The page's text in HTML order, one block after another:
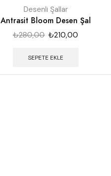
Desenli Şallar
Antrasit Bloom Desen Şal
₺280,00 ₺210,00
SEPETE EKLE